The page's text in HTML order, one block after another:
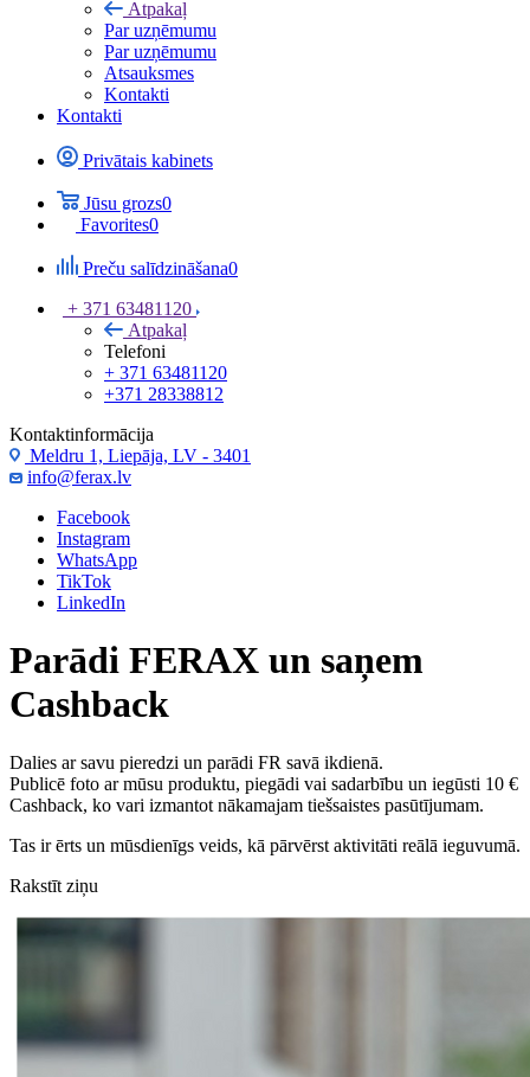
Atpakaļ
Par uzņēmumu
Par uzņēmumu
Atsauksmes
Kontakti
Kontakti
Privātais kabinets
Jūsu grozs0
Favorites0
Preču salīdzināšana0
+ 371 63481120
Atpakaļ
Telefoni
+ 371 63481120
+371 28338812
Kontaktinformācija
Meldru 1, Liepāja, LV - 3401
info@ferax.lv
Facebook
Instagram
WhatsApp
TikTok
LinkedIn
Parādi FERAX un saņem
Cashback
Dalies ar savu pieredzi un parādi FR savā ikdienā.
Publicē foto ar mūsu produktu, piegādi vai sadarbību un iegūsti 10 €
Cashback, ko vari izmantot nākamajam tiešsaistes pasūtījumam.
Tas ir ērts un mūsdienīgs veids, kā pārvērst aktivitāti reālā ieguvumā.
Rakstīt ziņu